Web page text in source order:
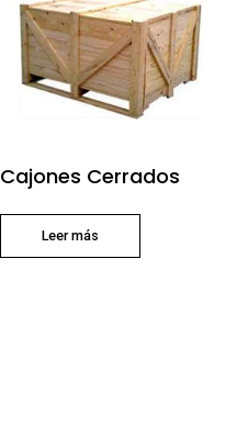
Cajones Cerrados
Leer más